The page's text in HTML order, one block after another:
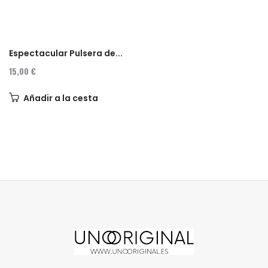
Espectacular Pulsera de...
15,00 €
Añadir a la cesta